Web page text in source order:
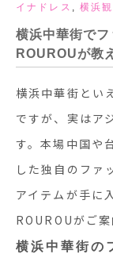
イナドレス
,横浜
横浜中華街でフ
ROUROUが教
横浜中華街とい
ですが、実はア
す。本場中国や
した独自のファ
アイテムが手に
ROUROUがご案
横浜中華街の